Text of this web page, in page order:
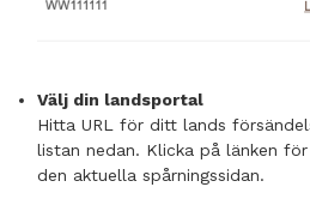
Välj din landsportal
Hitta URL för ditt lands
listan nedan. Klicka på länken
den aktuella spårningssidan.